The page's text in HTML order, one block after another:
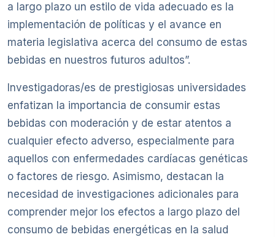
a largo plazo un estilo de vida adecuado es la
implementación de políticas y el avance en
materia legislativa acerca del consumo de estas
bebidas en nuestros futuros adultos”.
Investigadoras/es de prestigiosas universidades
enfatizan la importancia de consumir estas
bebidas con moderación y de estar atentos a
cualquier efecto adverso, especialmente para
aquellos con enfermedades cardíacas genéticas
o factores de riesgo. Asimismo, destacan la
necesidad de investigaciones adicionales para
comprender mejor los efectos a largo plazo del
consumo de bebidas energéticas en la salud